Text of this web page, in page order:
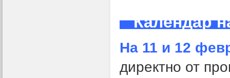
Календар
На 11 и 12
директно от